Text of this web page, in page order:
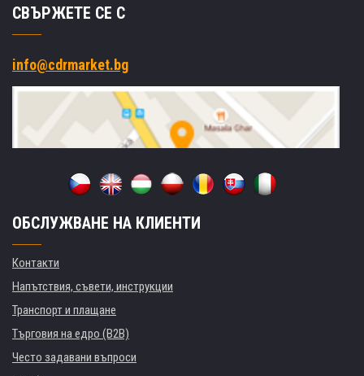
СВЪРЖЕТЕ СЕ С
info@cdrmarket.bg
ОБСЛУЖВАНЕ НА КЛИЕНТИ
Контакти
Напътствия, съвети, инструкции
Транспорт и плащане
Търговия на едро (B2B)
Често задавани въпроси